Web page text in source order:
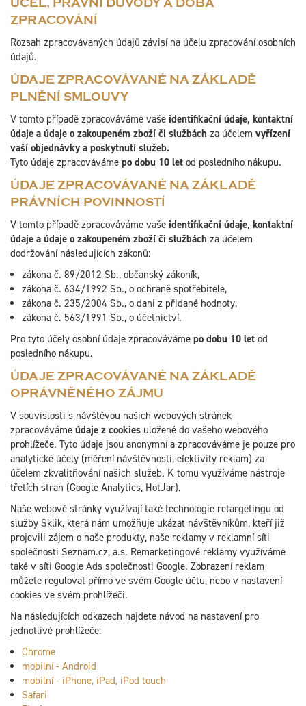
ÚČEL, PRÁVNÍ DŮVODY A DOBA
ZPRACOVÁNÍ
Rozsah zpracovávaných údajů závisí na účelu zpracování osobních
údajů.
ÚDAJE ZPRACOVÁVANÉ NA ZÁKLADĚ
PLNĚNÍ SMLOUVY
V tomto případě zpracováváme vaše identifikační údaje, kontaktní
údaje a údaje o zakoupeném zboží či službách za účelem vyřízení
vaší objednávky a poskytnutí služeb.
Tyto údaje zpracováváme po dobu 10 let od posledního nákupu.
ÚDAJE ZPRACOVÁVANÉ NA ZÁKLADĚ
PRÁVNÍCH POVINNOSTÍ
V tomto případě zpracováváme vaše identifikační údaje, kontaktní
údaje a údaje o zakoupeném zboží či službách za účelem
dodržování následujících zákonů:
zákona č. 89/2012 Sb., občanský zákoník,
zákona č. 634/1992 Sb., o ochraně spotřebitele,
zákona č. 235/2004 Sb., o dani z přidané hodnoty,
zákona č. 563/1991 Sb., o účetnictví.
Pro tyto účely osobní údaje zpracováváme po dobu 10 let od
posledního nákupu.
ÚDAJE ZPRACOVÁVANÉ NA ZÁKLADĚ
OPRÁVNĚNÉHO ZÁJMU
V souvislosti s návštěvou našich webových stránek
zpracováváme údaje z cookies uložené do vašeho webového
prohlížeče. Tyto údaje jsou anonymní a zpracováváme je pouze pro
analytické účely (měření návštěvnosti, efektivity reklam) za
účelem zkvalitňování našich služeb. K tomu využíváme nástroje
třetích stran (Google Analytics, HotJar).
Naše webové stránky využívají také technologie retargetingu od
služby Sklik, která nám umožňuje ukázat návštěvníkům, kteří již
projevili zájem o naše produkty, naše reklamy v reklamní síti
společnosti Seznam.cz, a.s. Remarketingové reklamy využíváme
také v síti Google Ads společnosti Google. Zobrazení reklam
můžete regulovat přímo ve svém Google účtu, nebo v nastavení
cookies ve svém prohlížeči.
Na následujících odkazech najdete návod na nastavení pro
jednotlivé prohlížeče:
Chrome
mobilní - Android
mobilní - iPhone, iPad, iPod touch
Safari